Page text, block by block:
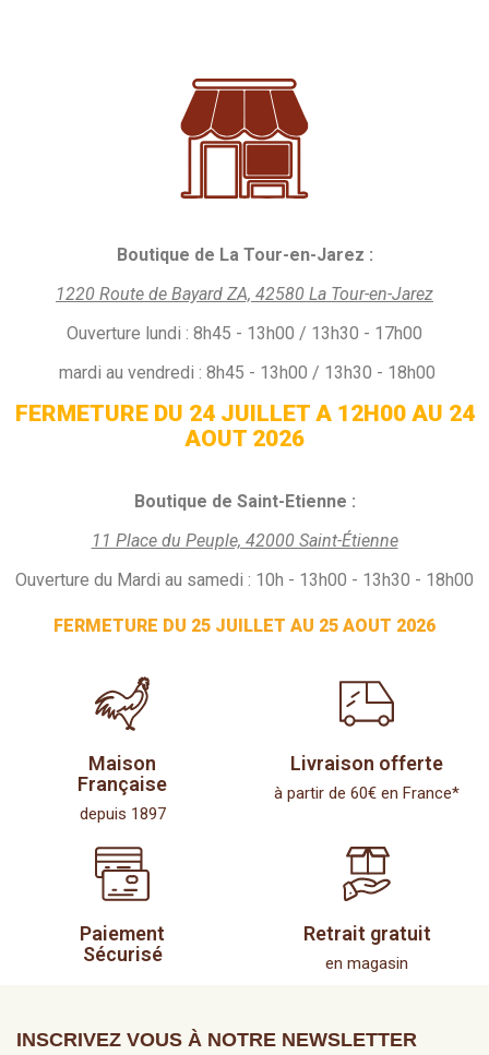
Boutique de La Tour-en-Jarez :
1220 Route de Bayard ZA, 42580 La Tour-en-Jarez
Ouverture lundi : 8h45 - 13h00 / 13h30 - 17h00
mardi au vendredi : 8h45 - 13h00 / 13h30 - 18h00
FERMETURE DU 24 JUILLET A 12H00 AU 24
AOUT 2026
Boutique de Saint-Etienne :
11 Place du Peuple, 42000 Saint-Étienne
Ouverture du Mardi au samedi : 10h - 13h00 - 13h30 - 18h00
FERMETURE DU 25 JUILLET AU 25 AOUT 2026
Maison
Française
depuis 1897
Livraison offerte
à partir de 60€ en France*
Paiement
Sécurisé
Retrait gratuit
en magasin
INSCRIVEZ VOUS À NOTRE NEWSLETTER